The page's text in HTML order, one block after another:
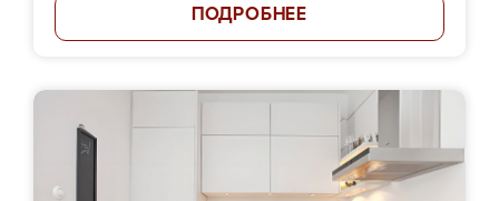
ПОДРОБНЕЕ